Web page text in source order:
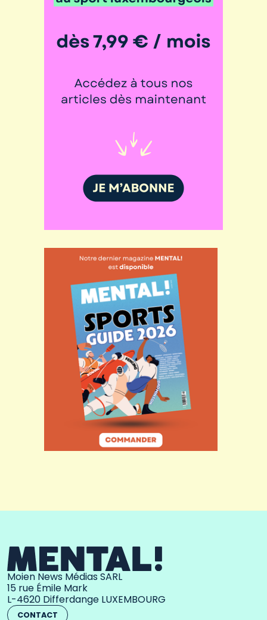
Moien News Médias SARL
15 rue Émile Mark
L-4620 Differdange LUXEMBOURG
CONTACT